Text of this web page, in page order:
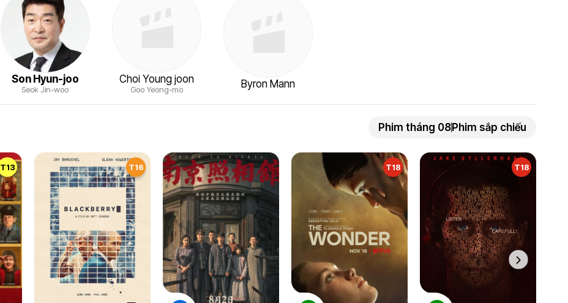
Son Hyun-joo
Seok Jin-woo
Choi Young joon
Goo Yeong-mo Byron Mann
Phim tháng 08 Phim sắp chiếu
T13 T16 T18 T18